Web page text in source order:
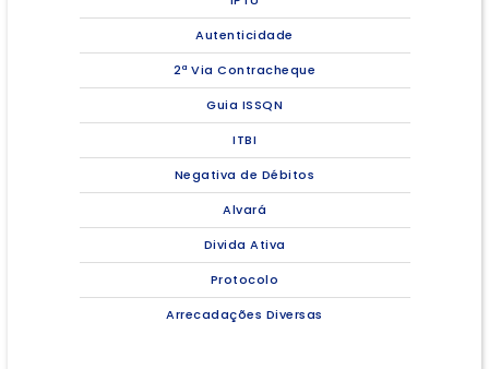
Autenticidade
2ª Via Contracheque
Guia ISSQN
ITBI
Negativa de Débitos
Alvará
Divida Ativa
Protocolo
Arrecadações Diversas